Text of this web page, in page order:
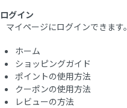
ログイン
マイページにログインできます。
ホーム
ショッピングガイド
ポイントの使用方法
クーポンの使用方法
レビューの方法